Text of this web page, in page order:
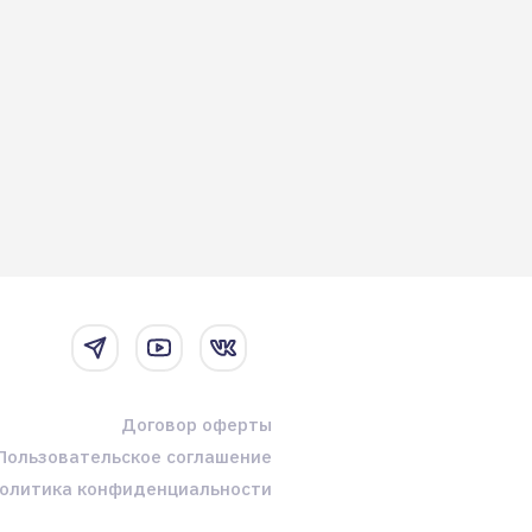
Договор оферты
соглашение
конфиденциальности